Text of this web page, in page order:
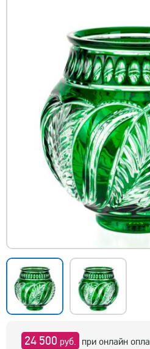
24 500 руб. при онлайн